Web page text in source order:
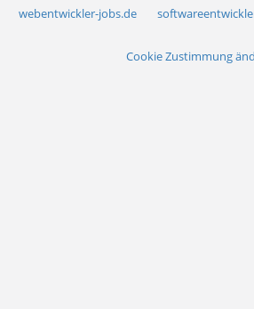
webentwickler-jobs.de
Cookie Zustimmung